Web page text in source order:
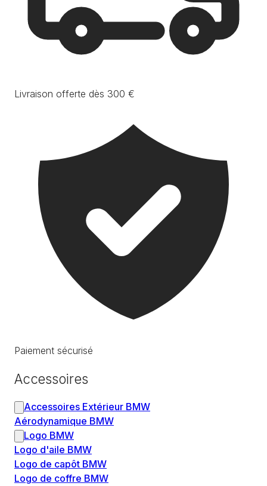
Livraison offerte dès 300 €
Paiement sécurisé
Accessoires
Accessoires Extérieur BMW
Aérodynamique BMW
Logo BMW
Logo d'aile BMW
Logo de capôt BMW
Logo de coffre BMW